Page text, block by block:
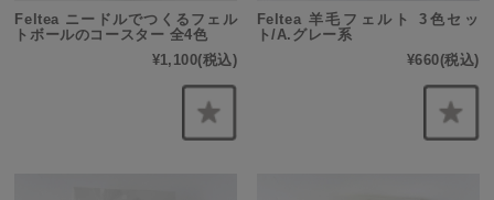
Feltea ニードルでつくるフェル
トボールのコースター 全4色
¥1,100(税込)
Feltea 羊毛フェルト 3色セッ
ト/A.グレー系
¥660(税込)